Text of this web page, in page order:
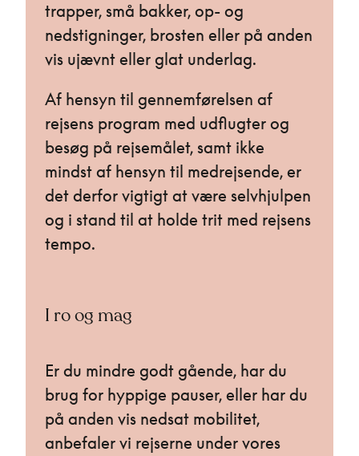
trapper, små bakker, op- og
nedstigninger, brosten eller på anden
vis ujævnt eller glat underlag.
Af hensyn til gennemførelsen af
rejsens program med udflugter og
besøg på rejsemålet, samt ikke
mindst af hensyn til medrejsende, er
det derfor vigtigt at være selvhjulpen
og i stand til at holde trit med rejsens
tempo.
I ro og mag
Er du mindre godt gående, har du
brug for hyppige pauser, eller har du
på anden vis nedsat mobilitet,
anbefaler vi rejserne under vores